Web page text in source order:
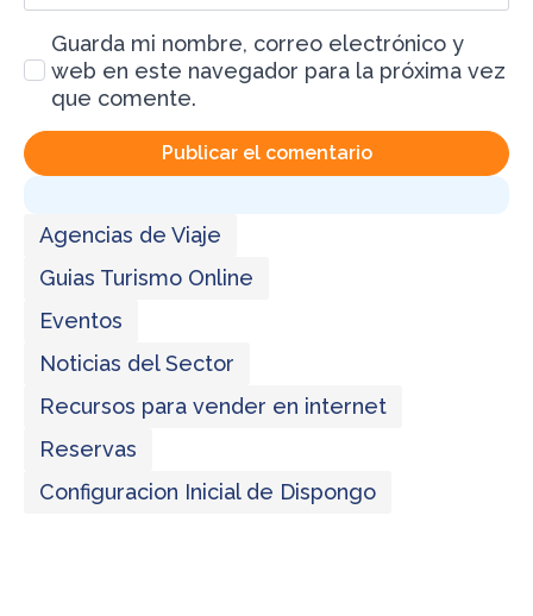
Guarda mi nombre, correo electrónico y
web en este navegador para la próxima vez
que comente.
Agencias de Viaje
Guias Turismo Online
Eventos
Noticias del Sector
Recursos para vender en internet
Reservas
Configuracion Inicial de Dispongo